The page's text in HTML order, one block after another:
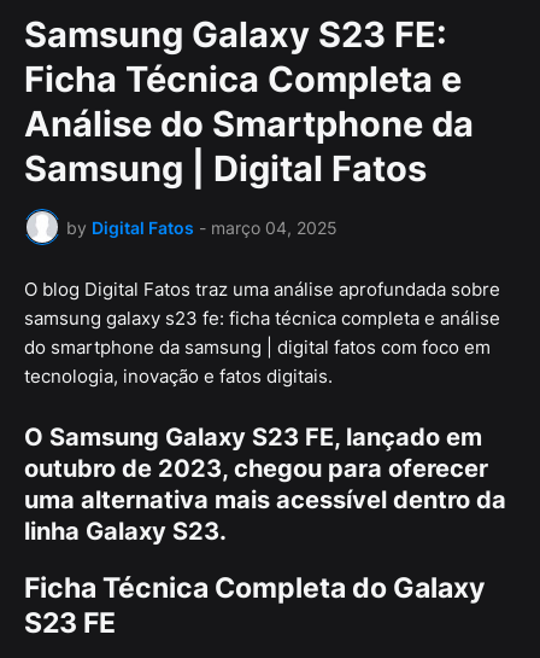
Samsung Galaxy S23 FE:
Ficha Técnica Completa e
Análise do Smartphone da
Samsung | Digital Fatos
by Digital Fatos - março 04, 2025
O blog Digital Fatos traz uma análise aprofundada sobre
samsung galaxy s23 fe: ficha técnica completa e análise
do smartphone da samsung | digital fatos com foco em
tecnologia, inovação e fatos digitais.
O Samsung Galaxy S23 FE, lançado em
outubro de 2023, chegou para oferecer
uma alternativa mais acessível dentro da
linha Galaxy S23.
Ficha Técnica Completa do Galaxy
S23 FE